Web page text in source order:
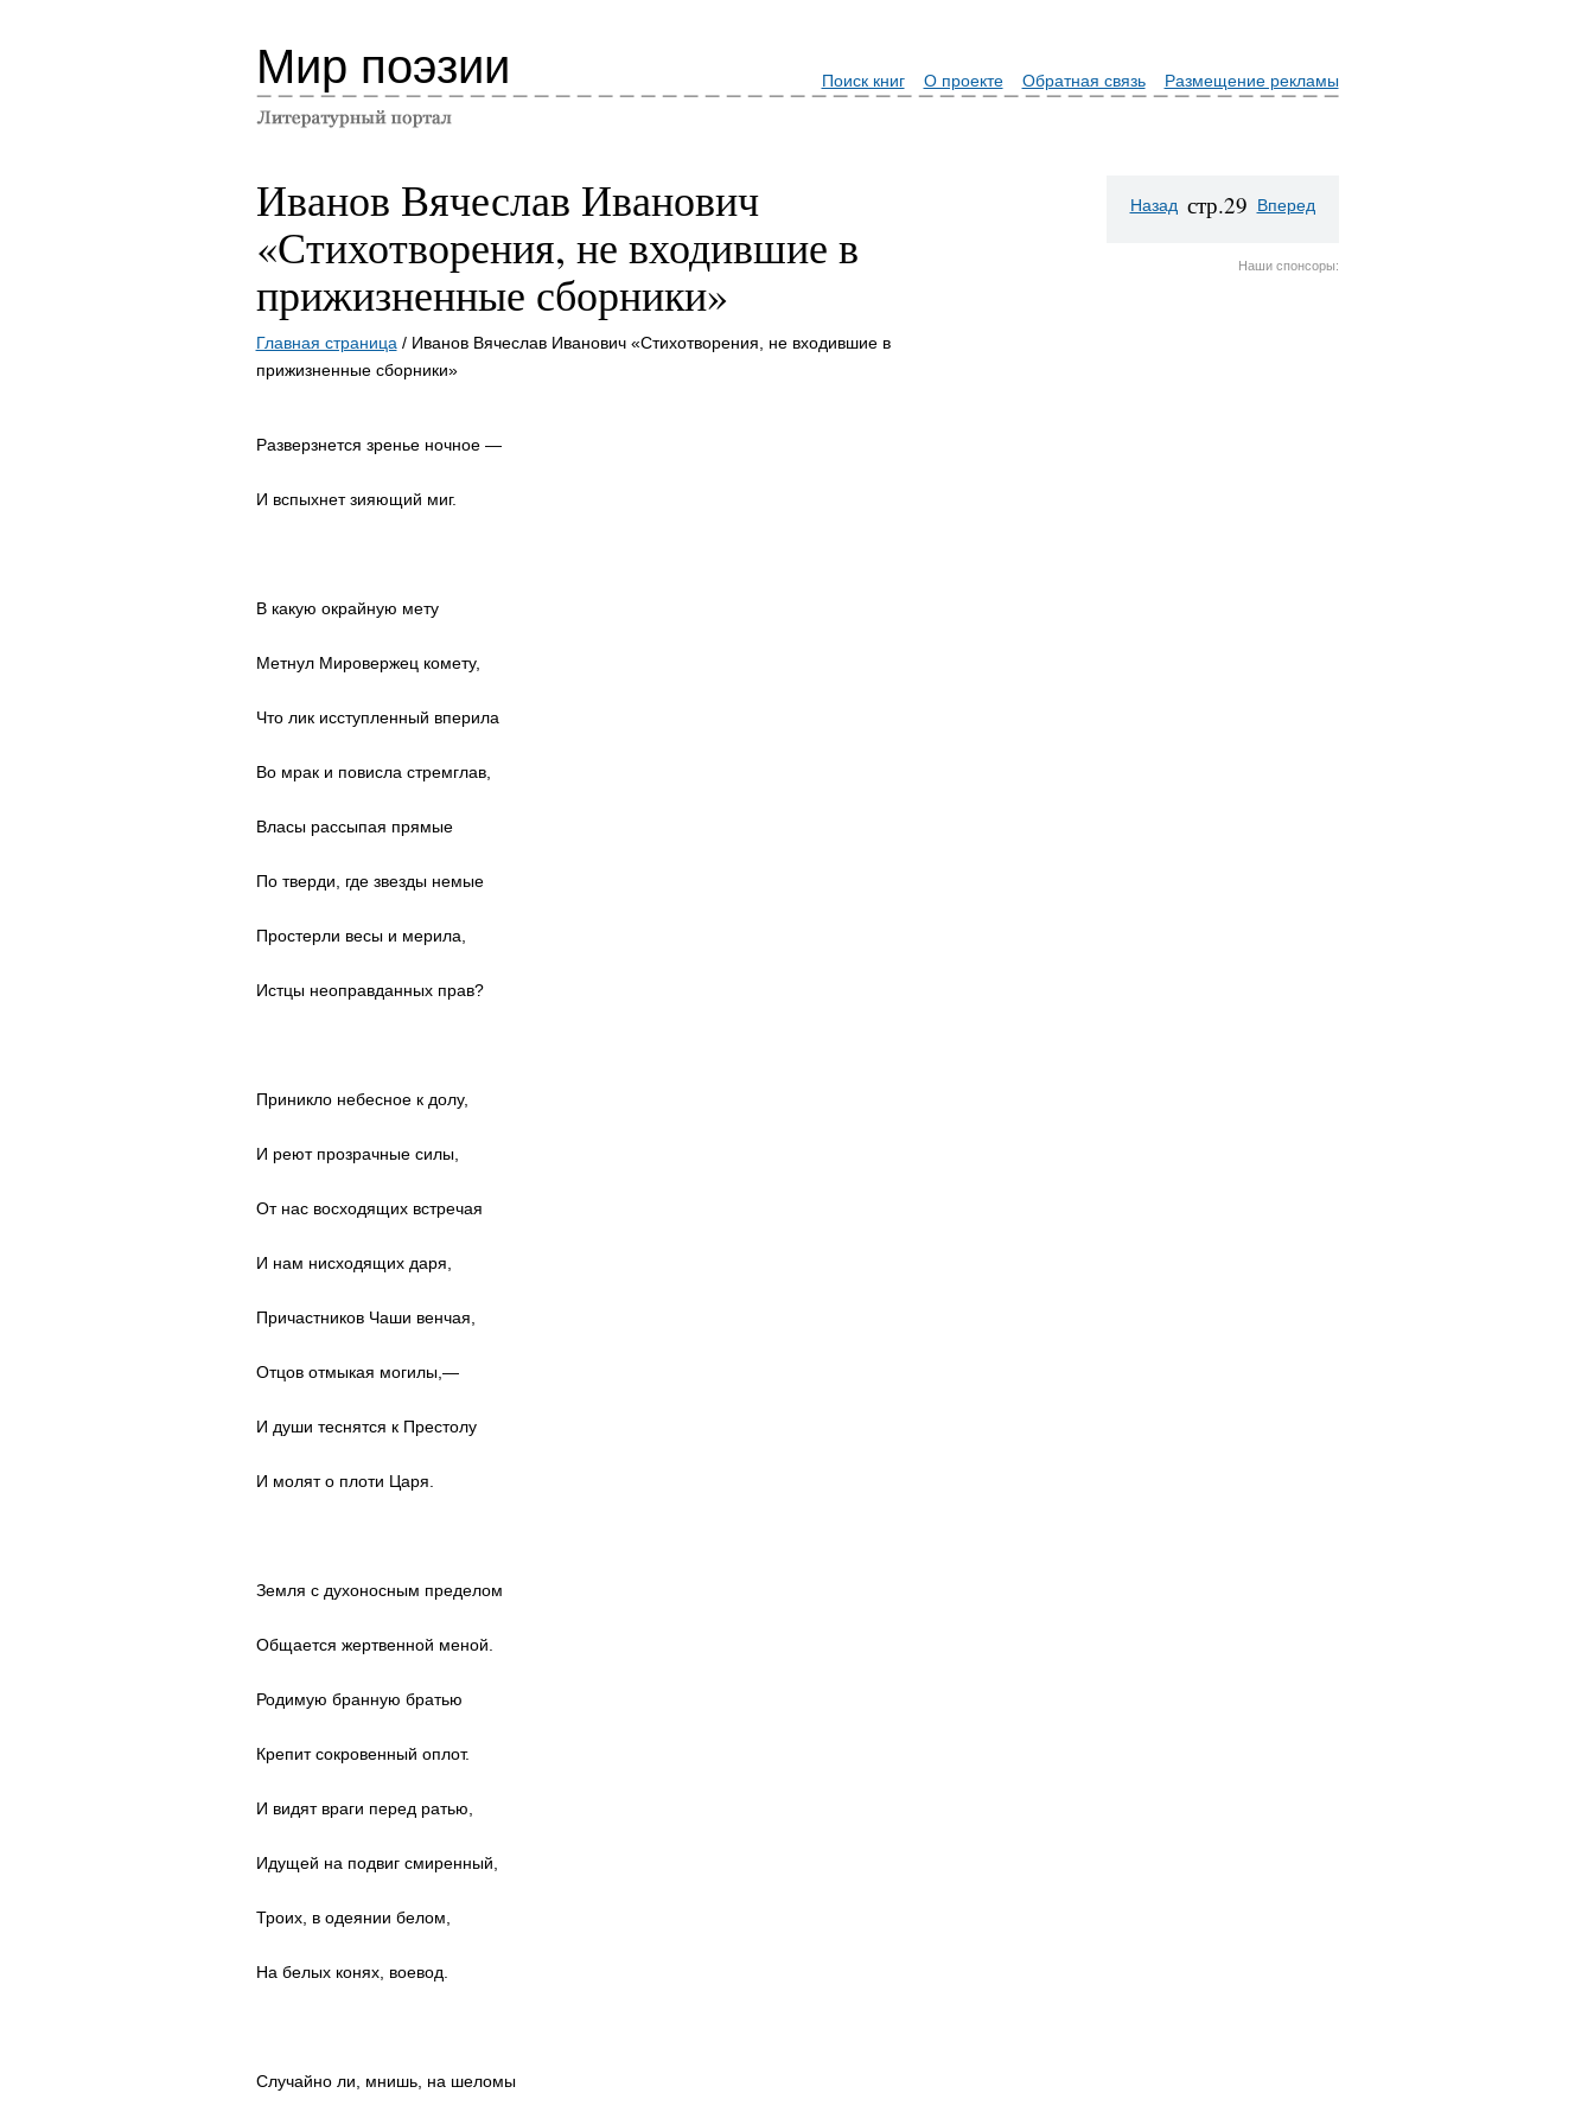
Мир поэзии Поиск книг О проекте Обратная связь Размещение рекламы
Иванов Вячеслав Иванович
«Стихотворения, не входившие в
прижизненные сборники»
Главная страница / Иванов Вячеслав Иванович «Стихотворения, не входившие в
прижизненные сборники»
Разверзнется зренье ночное —
И вспыхнет зияющий миг.
В какую окрайную мету
Метнул Мировержец комету,
Что лик исступленный вперила
Во мрак и повисла стремглав,
Власы рассыпая прямые
По тверди, где звезды немые
Простерли весы и мерила,
Истцы неоправданных прав?
Приникло небесное к долу,
И реют прозрачные силы,
От нас восходящих встречая
И нам нисходящих даря,
Причастников Чаши венчая,
Отцов отмыкая могилы,—
И души теснятся к Престолу
И молят о плоти Царя.
Земля с духоносным пределом
Общается жертвенной меной.
Родимую бранную братью
Крепит сокровенный оплот.
И видят враги перед ратью,
Идущей на подвиг смиренный,
Троих, в одеянии белом,
На белых конях, воевод.
Случайно ли, мнишь, на шеломы
Назад стр.29 Вперед
Наши спонсоры: